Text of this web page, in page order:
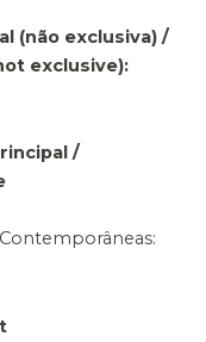
(não exclusiva) /
exclusive):
/